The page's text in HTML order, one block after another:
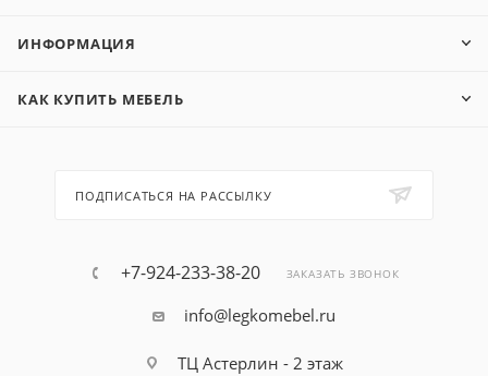
ИНФОРМАЦИЯ
КАК КУПИТЬ МЕБЕЛЬ
ПОДПИСАТЬСЯ НА РАССЫЛКУ
+7-924-233-38-20 ЗАКАЗАТЬ ЗВОНОК
info@legkomebel.ru
ТЦ Астерлин - 2 этаж